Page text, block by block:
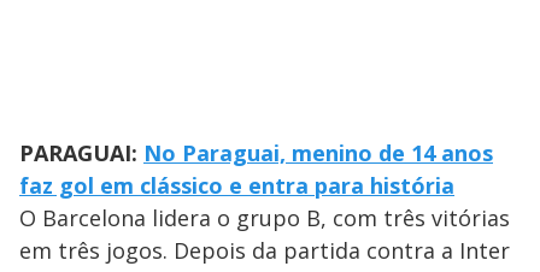
PARAGUAI: No Paraguai, menino de 14 anos
faz gol em clássico e entra para história
O Barcelona lidera o grupo B, com três vitórias
em três jogos. Depois da partida contra a Inter